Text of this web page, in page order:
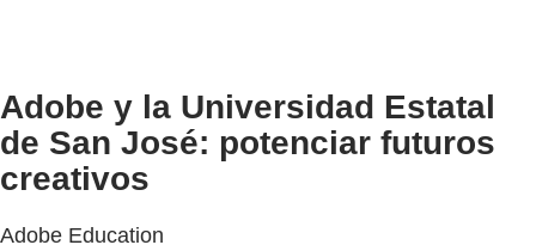
Adobe y la Universidad Estatal
de San José: potenciar futuros
creativos
Adobe Education